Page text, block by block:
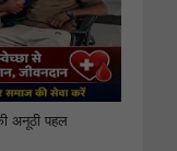
अनूठी पहल